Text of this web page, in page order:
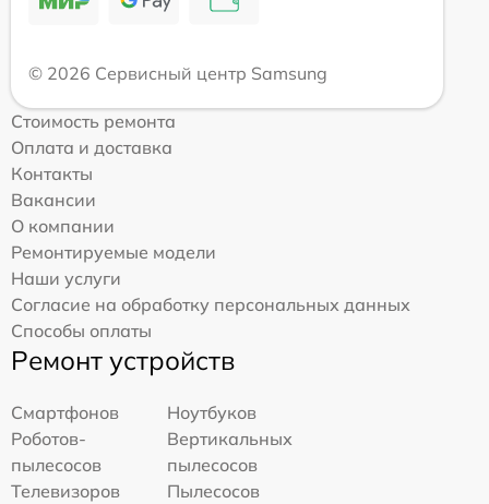
© 2026 Сервисный центр Samsung
Стоимость ремонта
Оплата и доставка
Контакты
Вакансии
О компании
Ремонтируемые модели
Наши услуги
Согласие на обработку персональных данных
Способы оплаты
Ремонт устройств
Смартфонов
Ноутбуков
Роботов-
пылесосов
Вертикальных
пылесосов
Телевизоров
Пылесосов